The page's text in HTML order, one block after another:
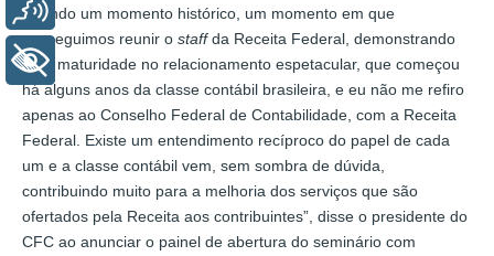
vivendo um momento histórico, um momento em que
conseguimos reunir o staffda Receita Federal, demonstrando
uma maturidade no relacionamento espetacular, que começou
há alguns anos da classe contábil brasileira, e eu não me refiro
apenas ao Conselho Federal de Contabilidade, com a Receita
Federal. Existe um entendimento recíproco do papel de cada
um e a classe contábil vem, sem sombra de dúvida,
contribuindo muito para a melhoria dos serviços que são
ofertados pela Receita aos contribuintes”, disse o presidente do
CFC ao anunciar o painel de abertura do seminário com
+ Acessibilidade